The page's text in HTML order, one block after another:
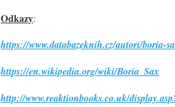
Odkazy:
https://www.databazeknih.cz/autori/boria-
https://en.wikipedia.org/wiki/Boria_Sax
http://www.reaktionbooks.co.uk/